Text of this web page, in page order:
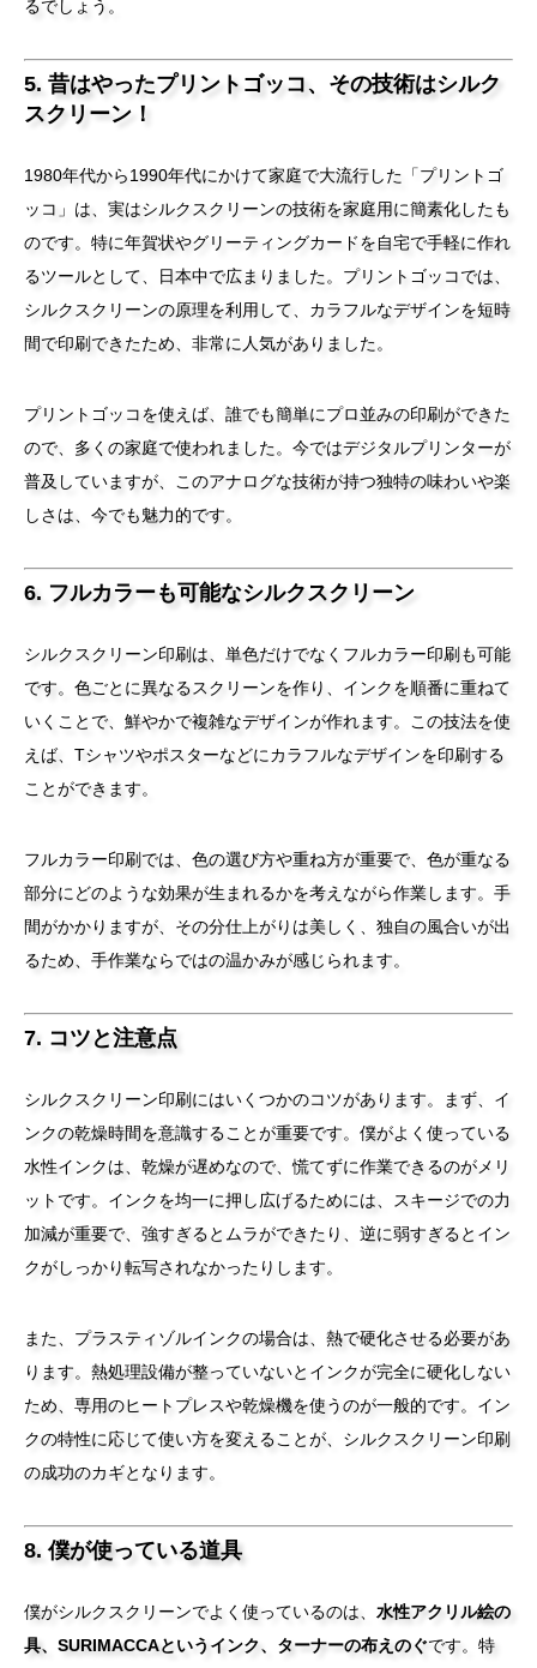
るでしょう。
5. 昔はやったプリントゴッコ、その技術はシルク
スクリーン！
1980年代から1990年代にかけて家庭で大流行した「プリントゴ
ッコ」は、実はシルクスクリーンの技術を家庭用に簡素化したも
のです。特に年賀状やグリーティングカードを自宅で手軽に作れ
るツールとして、日本中で広まりました。プリントゴッコでは、
シルクスクリーンの原理を利用して、カラフルなデザインを短時
間で印刷できたため、非常に人気がありました。
プリントゴッコを使えば、誰でも簡単にプロ並みの印刷ができた
ので、多くの家庭で使われました。今ではデジタルプリンターが
普及していますが、このアナログな技術が持つ独特の味わいや楽
しさは、今でも魅力的です。
6. フルカラーも可能なシルクスクリーン
シルクスクリーン印刷は、単色だけでなくフルカラー印刷も可能
です。色ごとに異なるスクリーンを作り、インクを順番に重ねて
いくことで、鮮やかで複雑なデザインが作れます。この技法を使
えば、Tシャツやポスターなどにカラフルなデザインを印刷する
ことができます。
フルカラー印刷では、色の選び方や重ね方が重要で、色が重なる
部分にどのような効果が生まれるかを考えながら作業します。手
間がかかりますが、その分仕上がりは美しく、独自の風合いが出
るため、手作業ならではの温かみが感じられます。
7. コツと注意点
シルクスクリーン印刷にはいくつかのコツがあります。まず、イ
ンクの乾燥時間を意識することが重要です。僕がよく使っている
水性インクは、乾燥が遅めなので、慌てずに作業できるのがメリ
ットです。インクを均一に押し広げるためには、スキージでの力
加減が重要で、強すぎるとムラができたり、逆に弱すぎるとイン
クがしっかり転写されなかったりします。
また、プラスティゾルインクの場合は、熱で硬化させる必要があ
ります。熱処理設備が整っていないとインクが完全に硬化しない
ため、専用のヒートプレスや乾燥機を使うのが一般的です。イン
クの特性に応じて使い方を変えることが、シルクスクリーン印刷
の成功のカギとなります。
8. 僕が使っている道具
僕がシルクスクリーンでよく使っているのは、 水性アクリル絵の
具、SURIMACCAというインク、ターナーの布えのぐです。特